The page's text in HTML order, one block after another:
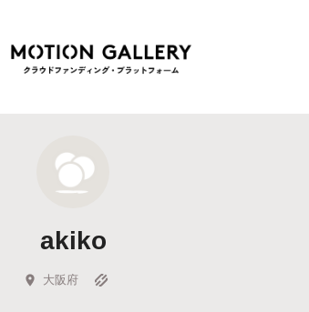
新着プロジェクト
Feature
キュレーターから探す
akiko
大阪府